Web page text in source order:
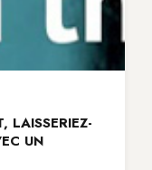
LAISSERIEZ-
UN